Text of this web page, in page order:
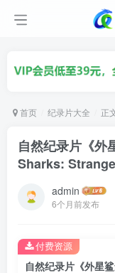
首页 纪录片大全 正
自然纪录片《外
Sharks:
admin
6个月前发布
付费资源